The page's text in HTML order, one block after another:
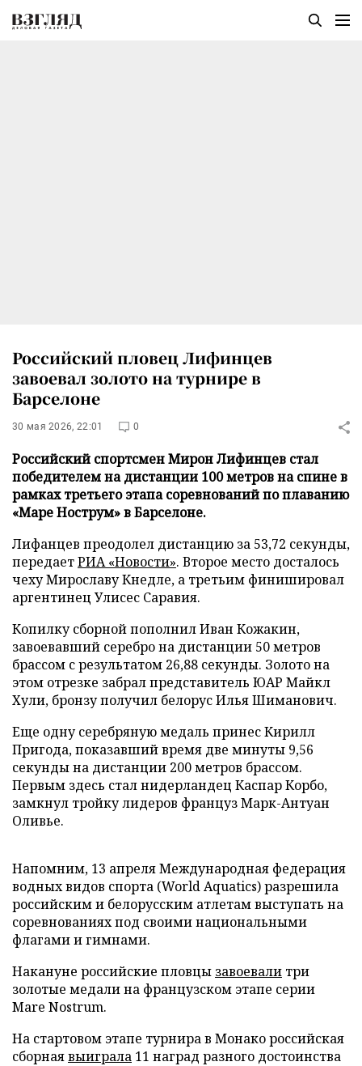
Российский пловец Лифинцев
завоевал золото на турнире в
Барселоне
30 мая 2026, 22:01 0
Российский спортсмен Мирон Лифинцев стал
победителем на дистанции 100 метров на спине в
рамках третьего этапа соревнований по плаванию
«Маре Нострум» в Барселоне.
Лифанцев преодолел дистанцию за 53,72 секунды,
передаетРИА «Новости». Второе место досталось
чеху Мирославу Кнедле, а третьим финишировал
аргентинец Улисес Саравия.
Копилку сборной пополнил Иван Кожакин,
завоевавший серебро на дистанции 50 метров
брассом с результатом 26,88 секунды. Золото на
этом отрезке забрал представитель ЮАР Майкл
Хули, бронзу получил белорус Илья Шиманович.
Еще одну серебряную медаль принес Кирилл
Пригода, показавший время две минуты 9,56
секунды на дистанции 200 метров брассом.
Первым здесь стал нидерландец Каспар Корбо,
замкнул тройку лидеров француз Марк-Антуан
Оливье.
Напомним, 13 апреля Международная федерация
водных видов спорта (World Aquatics) разрешила
российским и белорусским атлетам выступать на
соревнованиях под своими национальными
флагами и гимнами.
Накануне российские пловцы завоевали три
золотые медали на французском этапе серии
Mare Nostrum.
На стартовом этапе турнира в Монако российская
сборнаявыиграла 11 наград разного достоинства